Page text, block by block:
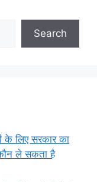
Search
लिए सरकार का
ले सकता है